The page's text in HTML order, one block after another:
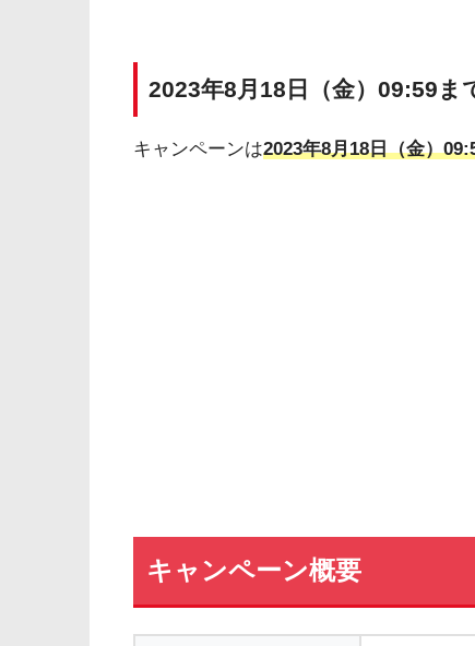
2023年8月18日（金）09:59ま
キャンペーンは2023年8月18日（金）
キャンペーン概要